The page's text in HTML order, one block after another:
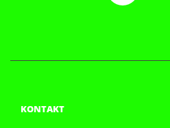
KONTAKT